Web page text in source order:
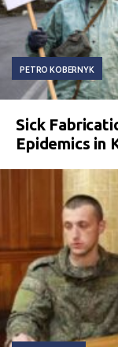
PETRO KOBERNYK
Sick
Epidemics in